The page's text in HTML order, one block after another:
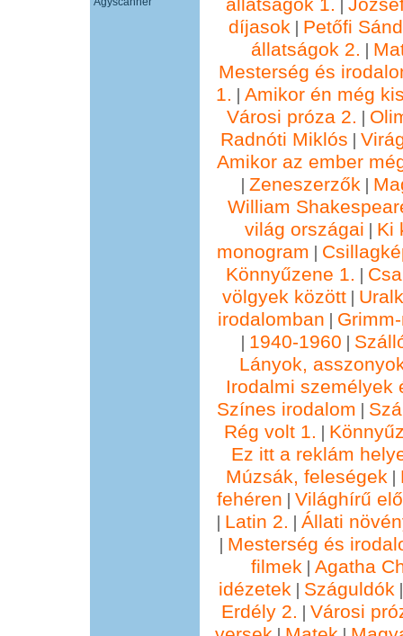
állatságok 1. |
díjasok | Petőfi
állatságok 2. |
Mesterség és
1. | Amikor én még
Városi próza 2. |
Radnóti Miklós |
Amikor az ember
| Zeneszerzők |
William
világ országai | Ki
monogram |
Könnyűzene 1. |
völgyek között |
irodalomban |
| 1940-1960 |
Lányok,
Irodalmi személyek
Színes irodalom |
Rég volt 1. |
Ez itt a reklám
Múzsák, feleségek |
fehéren | Világhírű
| Latin 2. | Állati
| Mesterség és
filmek | Agatha
idézetek | Száguldók
Erdély 2. | Városi